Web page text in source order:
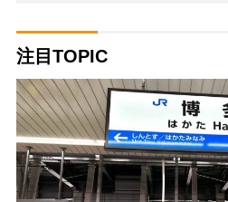
注目TOPIC